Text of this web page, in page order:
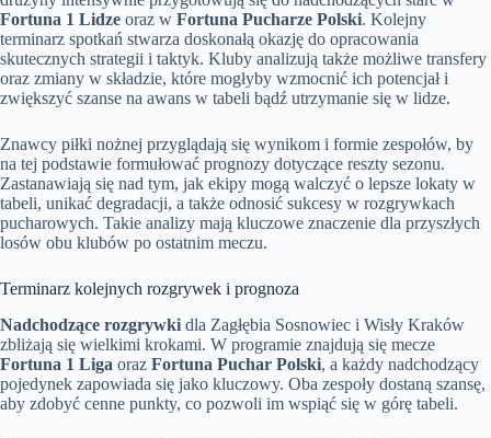
Fortuna 1 Lidze oraz w Fortuna Pucharze Polski. Kolejny
terminarz spotkań stwarza doskonałą okazję do opracowania
skutecznych strategii i taktyk. Kluby analizują także możliwe transfery
oraz zmiany w składzie, które mogłyby wzmocnić ich potencjał i
zwiększyć szanse na awans w tabeli bądź utrzymanie się w lidze.
Znawcy piłki nożnej przyglądają się wynikom i formie zespołów, by
na tej podstawie formułować prognozy dotyczące reszty sezonu.
Zastanawiają się nad tym, jak ekipy mogą walczyć o lepsze lokaty w
tabeli, unikać degradacji, a także odnosić sukcesy w rozgrywkach
pucharowych. Takie analizy mają kluczowe znaczenie dla przyszłych
losów obu klubów po ostatnim meczu.
Terminarz kolejnych rozgrywek i prognoza
Nadchodzące rozgrywki dla Zagłębia Sosnowiec i Wisły Kraków
zbliżają się wielkimi krokami. W programie znajdują się mecze
Fortuna 1 Liga oraz Fortuna Puchar Polski, a każdy nadchodzący
pojedynek zapowiada się jako kluczowy. Oba zespoły dostaną szansę,
aby zdobyć cenne punkty, co pozwoli im wspiąć się w górę tabeli.